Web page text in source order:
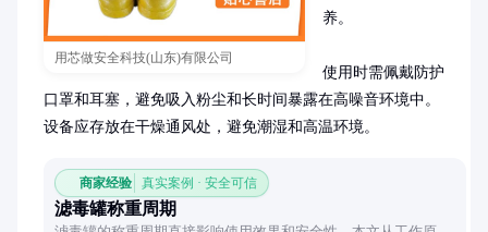
用芯做安全科技(山东)有限公司
养。
使用时需佩戴防护
口罩和耳塞，避免吸入粉尘和长时间暴露在高噪音环境中。
设备应存放在干燥通风处，避免潮湿和高温环境。
商家经验 真实案例 · 安全可信
滤毒罐称重周期